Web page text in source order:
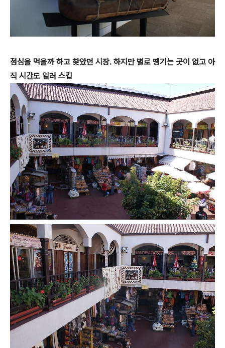
점심을 먹을까 하고 찾았던 시장. 하지만 별로 땡기는 곳이 없고 아
직 시간도 일러 스킵